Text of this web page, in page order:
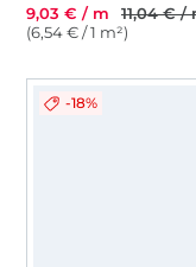
9,03 € / m
11,04 € /
(6,54 € / 1 m²)
-18%